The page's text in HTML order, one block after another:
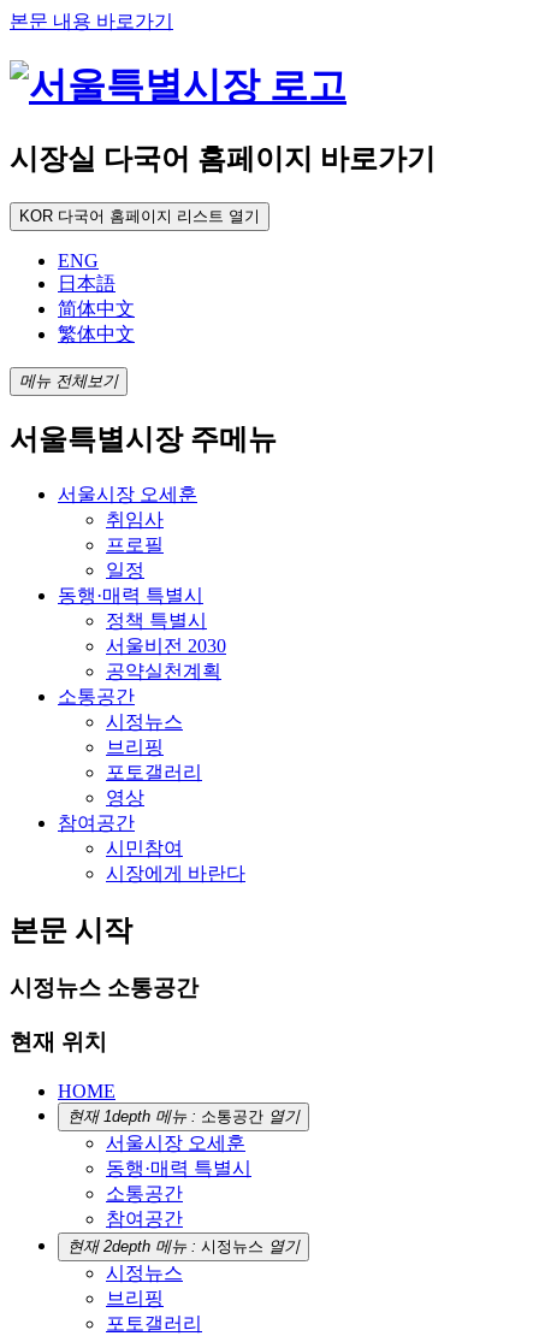
본문 내용 바로가기
시장실 다국어 홈페이지 바로가기
KOR 다국어 홈페이지 리스트 열기
ENG
日本語
简体中文
繁体中文
메뉴 전체보기
서울특별시장 주메뉴
서울시장 오세훈
취임사
프로필
일정
동행·매력 특별시
정책 특별시
서울비전 2030
공약실천계획
소통공간
시정뉴스
브리핑
포토갤러리
영상
참여공간
시민참여
시장에게 바란다
본문 시작
시정뉴스 소통공간
현재 위치
HOME
현재 1depth 메뉴 : 소통공간 열기
서울시장 오세훈
동행·매력 특별시
소통공간
참여공간
현재 2depth 메뉴 : 시정뉴스 열기
시정뉴스
브리핑
포토갤러리